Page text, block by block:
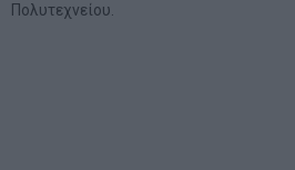
Πολυτεχνείου.